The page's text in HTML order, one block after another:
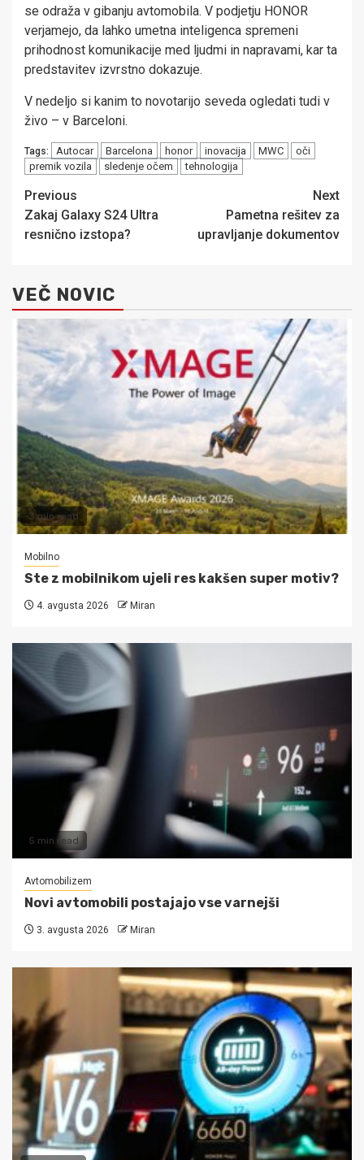
se odraža v gibanju avtomobila. V podjetju HONOR
verjamejo, da lahko umetna inteligenca spremeni
prihodnost komunikacije med ljudmi in napravami, kar ta
predstavitev izvrstno dokazuje.
V nedeljo si kanim to novotarijo seveda ogledati tudi v
živo – v Barceloni.
Tags: Autocar Barcelona honor inovacija MWC
oči
premik vozila
sledenje očem tehnologija
Post
navigation
Previous
Zakaj Galaxy S24 Ultra
resnično izstopa?
Next
Pametna rešitev za
upravljanje dokumentov
VEČ NOVIC
3 min read
Mobilno
Ste z mobilnikom ujeli res kakšen super motiv?
4. avgusta 2026 Miran
5 min read
Avtomobilizem
Novi avtomobili postajajo vse varnejši
3. avgusta 2026 Miran